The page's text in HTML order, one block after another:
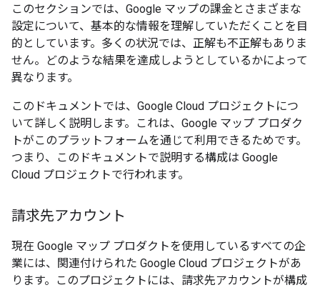
このセクションでは、Google マップの課金とさまざまな
設定について、基本的な情報を理解していただくことを目
的としています。多くの状況では、正解も不正解もありま
せん。どのような結果を達成しようとしているかによって
異なります。
このドキュメントでは、Google Cloud プロジェクトにつ
いて詳しく説明します。これは、Google マップ プロダク
トがこのプラットフォームを通じて利用できるためです。
つまり、このドキュメントで説明する構成は Google
Cloud プロジェクトで行われます。
請求先アカウント
現在 Google マップ プロダクトを使用しているすべての企
業には、関連付けられた Google Cloud プロジェクトがあ
ります。このプロジェクトには、請求先アカウントが構成